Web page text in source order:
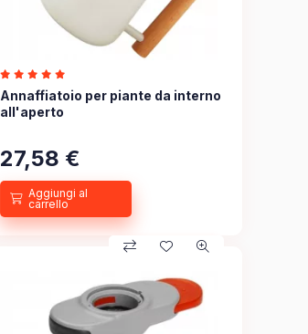
Annaffiatoio per piante da interno
all'aperto
27,58 €